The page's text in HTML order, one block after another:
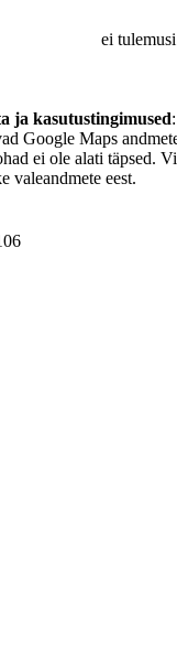
ei
ja kasutustingimused
Google Maps
ei ole alati täpsed.
valeandmete eest.